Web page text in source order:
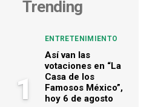
Trending
1
ENTRETENIMIENTO
Así van las
votaciones en “La
Casa de los
Famosos México”,
hoy 6 de agosto